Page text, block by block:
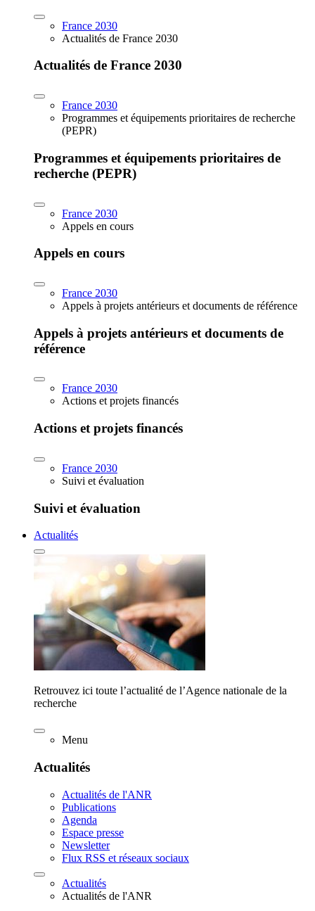
France 2030
Actualités de France 2030
Actualités de France 2030
France 2030
Programmes et équipements prioritaires de recherche
(PEPR)
Programmes et équipements prioritaires de
recherche (PEPR)
France 2030
Appels en cours
Appels en cours
France 2030
Appels à projets antérieurs et documents de référence
Appels à projets antérieurs et documents de
référence
France 2030
Actions et projets financés
Actions et projets financés
France 2030
Suivi et évaluation
Suivi et évaluation
Actualités
Retrouvez ici toute l’actualité de l’Agence nationale de la
recherche
Menu
Actualités
Actualités de l'ANR
Publications
Agenda
Espace presse
Newsletter
Flux RSS et réseaux sociaux
Actualités
Actualités de l'ANR